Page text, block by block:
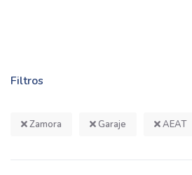
Filtros
Zamora Garaje AEAT